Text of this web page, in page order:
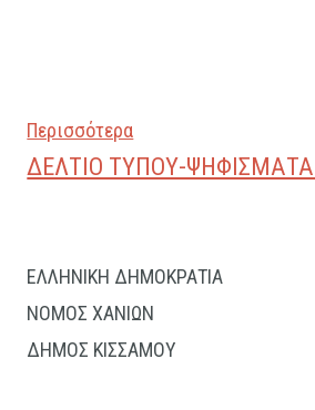
Περισσότερα
ΔΕΛΤΙΟ ΤΥΠΟΥ-
Κίσσαμος,
ΕΛΛΗΝΙΚΗ
ΝΟΜΟΣ ΧΑΝΙΩΝ
ΔΗΜΟΣ ΚΙΣΣΑΜΟΥ